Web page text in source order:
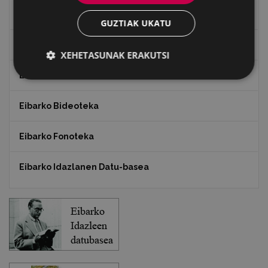
"Gure Herria" aldizkaria
EXFIBAR
Eibarko Bideoteka
Eibarko Fonoteka
Eibarko Idazlanen Datu-basea
GUZTIAK UKATU
XEHETASUNAK ERAKUTSI